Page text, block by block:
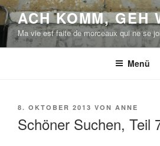
Zum
Inhalt
springen
ACH KOMM, GEH
Ma vie est faite de morceaux qui ne se
Menü
VERÖFFENTLICHT
8. OKTOBER 2013 VON ANNE
Schöner Suchen, Teil